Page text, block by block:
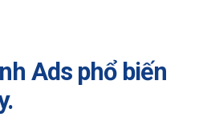
Ads phổ biến